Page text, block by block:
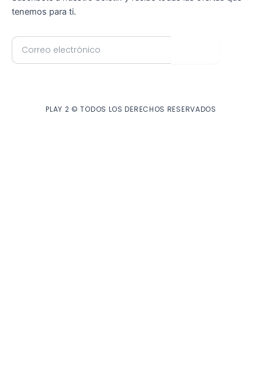
tenemos para ti.
Correo
electrónico
PLAY 2 © TODOS LOS DERECHOS RESERVADOS